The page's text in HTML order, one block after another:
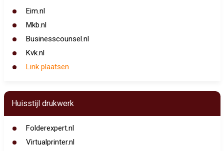
Eim.nl
Mkb.nl
Businesscounsel.nl
Kvk.nl
Link plaatsen
Huisstijl drukwerk
Folderexpert.nl
Virtualprinter.nl